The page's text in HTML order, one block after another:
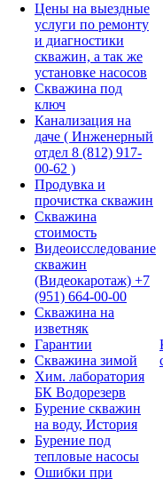
Цены на выездные
услуги по ремонту
и диагностики
скважин, а так же
установке насосов
Скважина под
ключ
Канализация на
даче ( Инженерный
отдел 8 (812) 917-
00-62 )
Продувка и
прочистка скважин
Скважина
стоимость
Видеоисследование
скважин
(Видеокаротаж) +7
(951) 664-00-00
Скважина на
изветняк
Гарантии
Скважина зимой
Хим. лаборатория
БК Водорезерв
Бурение скважин
на воду, История
Бурение под
тепловые насосы
Ошибки при